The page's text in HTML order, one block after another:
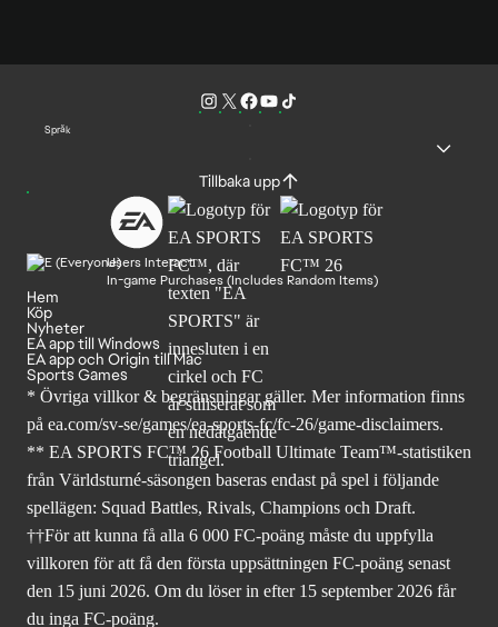
Språk
Tillbaka upp
Users Interact
In-game Purchases (Includes Random Items)
Hem
Köp
Nyheter
EA app till Windows
EA app och Origin till Mac
Sports Games
* Övriga villkor & begränsningar gäller. Merinformation finns
på ea.com/sv-se/games/ea-sports-fc/fc-26/game-disclaimers.
** EA SPORTS FC™ 26 Football Ultimate Team™-statistiken
från Världsturné-säsongen baseras endast på spel i följande
spellägen: Squad Battles, Rivals, Champions och Draft.
††För att kunna få alla 6 000 FC-poäng måste du uppfylla
villkoren för att få den första uppsättningen FC-poäng senast
den 15 juni 2026. Om du löser in efter 15 september 2026 får
du inga FC-poäng.